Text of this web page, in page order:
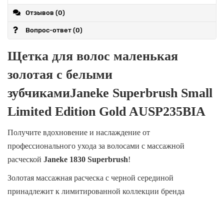
Отзывов (0)
Вопрос-ответ (0)
Щетка для волос маленькая
золотая с белыми
зубчикамиJaneke Superbrush Small
Limited Edition Gold AUSP235BIA
Получите вдохновение и наслаждение от
профессионального ухода за волосами с массажной
расческой Janeke 1830 Superbrush!
Золотая массажная расческа с черной серединой
принадлежит к лимитированной коллекции бренда